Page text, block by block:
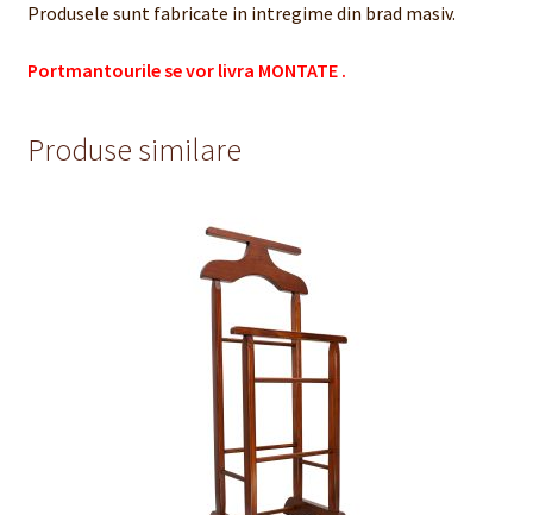
Produsele sunt fabricate in intregime din brad masiv.
Portmantourile se vor livra MONTATE .
Produse similare